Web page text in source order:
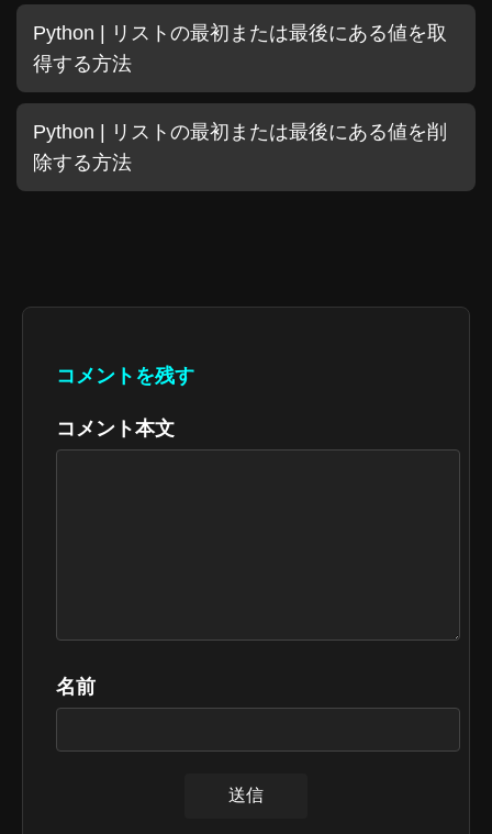
Python | リストの最初または最後にある値を取
得する方法
Python | リストの最初または最後にある値を削
除する方法
コメントを残す
コメント本文
名前